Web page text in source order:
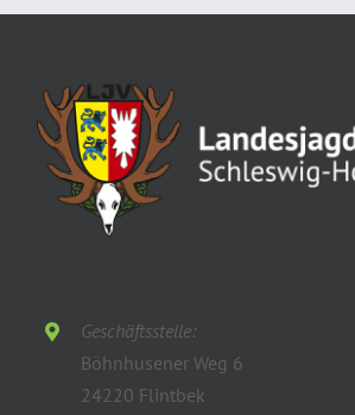
Geschäftsstelle:
Böhnhusener Weg 6
24220 Flintbek